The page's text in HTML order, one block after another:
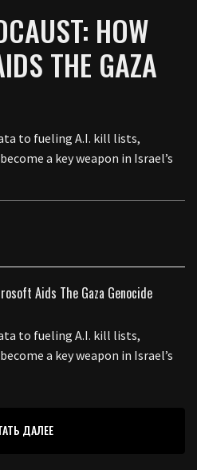
HOW
THE GAZA
to fueling A.I. kill lists,
a key weapon in Israel’s
to fueling A.I. kill lists,
a key weapon in Israel’s
ДАЛЕЕ